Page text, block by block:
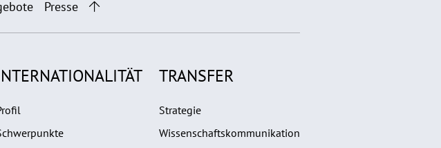
Presse
TRANSFER
Strategie
Wissenschaftskommunikation